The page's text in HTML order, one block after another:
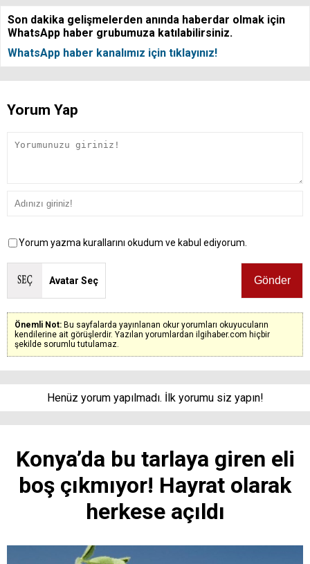
Son dakika gelişmelerden anında haberdar olmak için
WhatsApp haber grubumuza katılabilirsiniz.
WhatsApp haber kanalımız için tıklayınız!
Yorum Yap
Yorum yazma kurallarını okudum ve kabul ediyorum.
Avatar Seç
Önemli Not: Bu sayfalarda yayınlanan okur yorumları okuyucuların
kendilerine ait görüşlerdir. Yazılan yorumlardan ilgihaber.com hiçbir
şekilde sorumlu tutulamaz.
Henüz yorum yapılmadı. İlk yorumu siz yapın!
Konya’da bu tarlaya giren eli
boş çıkmıyor! Hayrat olarak
herkese açıldı